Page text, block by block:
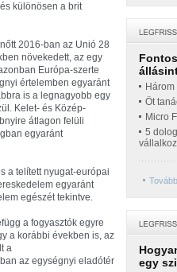
különösen a brit
2016-ban az Unió 28
növekedett, az egy
Európa-szerte
értelemben egyaránt
is a legnagyobb egy
Kelet- és Közép-
átlagon felüli
egyaránt
a telített nyugat-európai
egyaránt
egészét tekintve.
a fogyasztók egyre
a korábbi években is, az
a
az egységnyi eladótér
Öt
Micro
5
egy